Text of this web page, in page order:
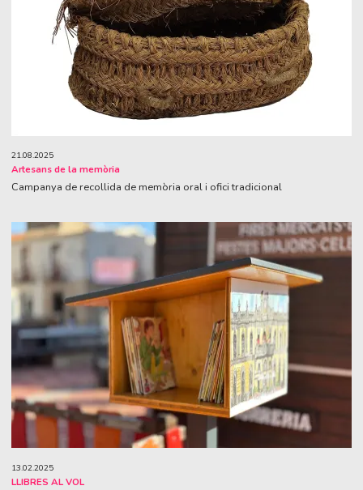
21.08.2025
Artesans de la memòria
Campanya de recollida de memòria oral i ofici tradicional
13.02.2025
LLIBRES AL VOL